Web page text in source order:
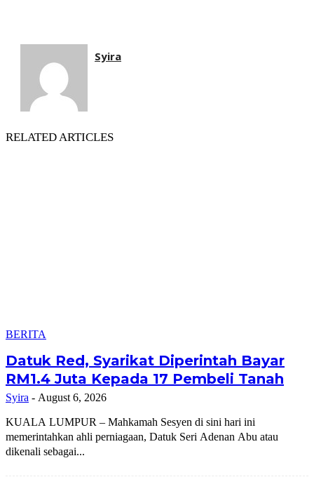
Syira
RELATED ARTICLES
BERITA
Datuk Red, Syarikat Diperintah Bayar
RM1.4 Juta Kepada 17 Pembeli Tanah
Syira - August 6, 2026
KUALA LUMPUR – Mahkamah Sesyen di sini hari ini
memerintahkan ahli perniagaan, Datuk Seri Adenan Abu atau
dikenali sebagai...